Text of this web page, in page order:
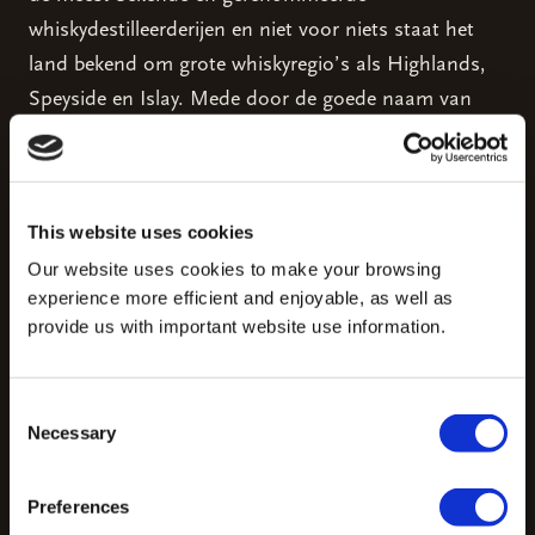
This website uses cookies
Our website uses cookies to make your browsing
experience more efficient and enjoyable, as well as
provide us with important website use information.
Selection
Necessary
Preferences
whiskydestilleerderijen en niet voor niets staat het
land bekend om grote whiskyregio’s als Highlands,
Speyside en Islay. Mede door de goede naam van
Schotland in de whisky-industrie zijn flessen,
afkomstig van destilleerderijen uit deze regio’s, veel
Leren uit het verleden: waar liggen de kansen
Als we terugkijken naar de historische
waardeverandering van whisky, zien we dus enkele
duidelijke trends die ook vandaag de dag van
toepassing zijn. Daarom kunnen we dan ook wel